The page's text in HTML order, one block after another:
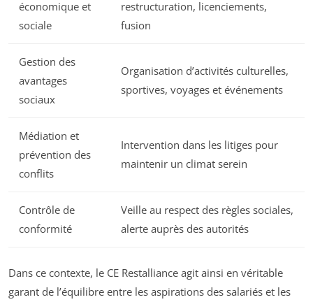
économique et
sociale
restructuration, licenciements,
fusion
Gestion des
avantages
sociaux
Organisation d’activités culturelles,
sportives, voyages et événements
Médiation et
prévention des
conflits
Intervention dans les litiges pour
maintenir un climat serein
Contrôle de
conformité
Veille au respect des règles sociales,
alerte auprès des autorités
Dans ce contexte, le CE Restalliance agit ainsi en véritable
garant de l’équilibre entre les aspirations des salariés et les